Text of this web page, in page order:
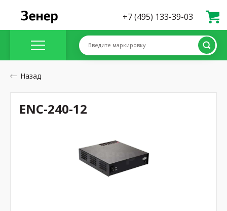
+7 (495) 133-39-03
Введите маркировку
Назад
ENC-240-12